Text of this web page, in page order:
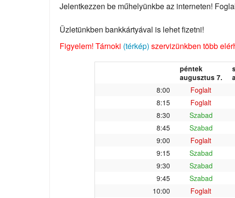
Jelentkezzen be műhelyünkbe az interneten!
Üzletünkben bankkártyával is lehet fizetni!
Figyelem! Tárnoki (térkép) szervizünkben több
péntek
augusztus 7.
8:00
Foglalt
8:15
Foglalt
8:30
Szabad
8:45
Szabad
9:00
Foglalt
9:15
Szabad
9:30
Szabad
9:45
Szabad
10:00
Foglalt